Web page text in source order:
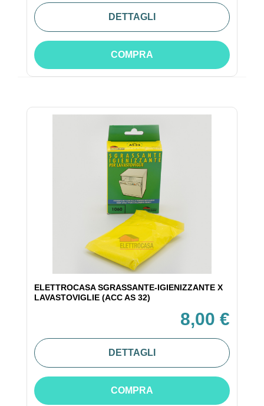
DETTAGLI
COMPRA
ELETTROCASA SGRASSANTE-IGIENIZZANTE X
LAVASTOVIGLIE (ACC AS 32)
8,00 €
DETTAGLI
COMPRA